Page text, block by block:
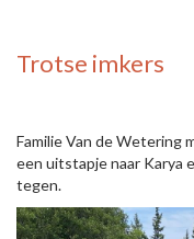
Trotse imkers
Familie Van de Wetering
een uitstapje naar Karya
tegen.